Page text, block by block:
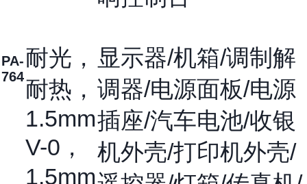
PA-
764
耐光，
耐热，
1.5mm
V-0，
1.5mm
显示器/机箱/调制解
调器/电源面板/电源
插座/汽车电池/收银
机外壳/打印机外壳/